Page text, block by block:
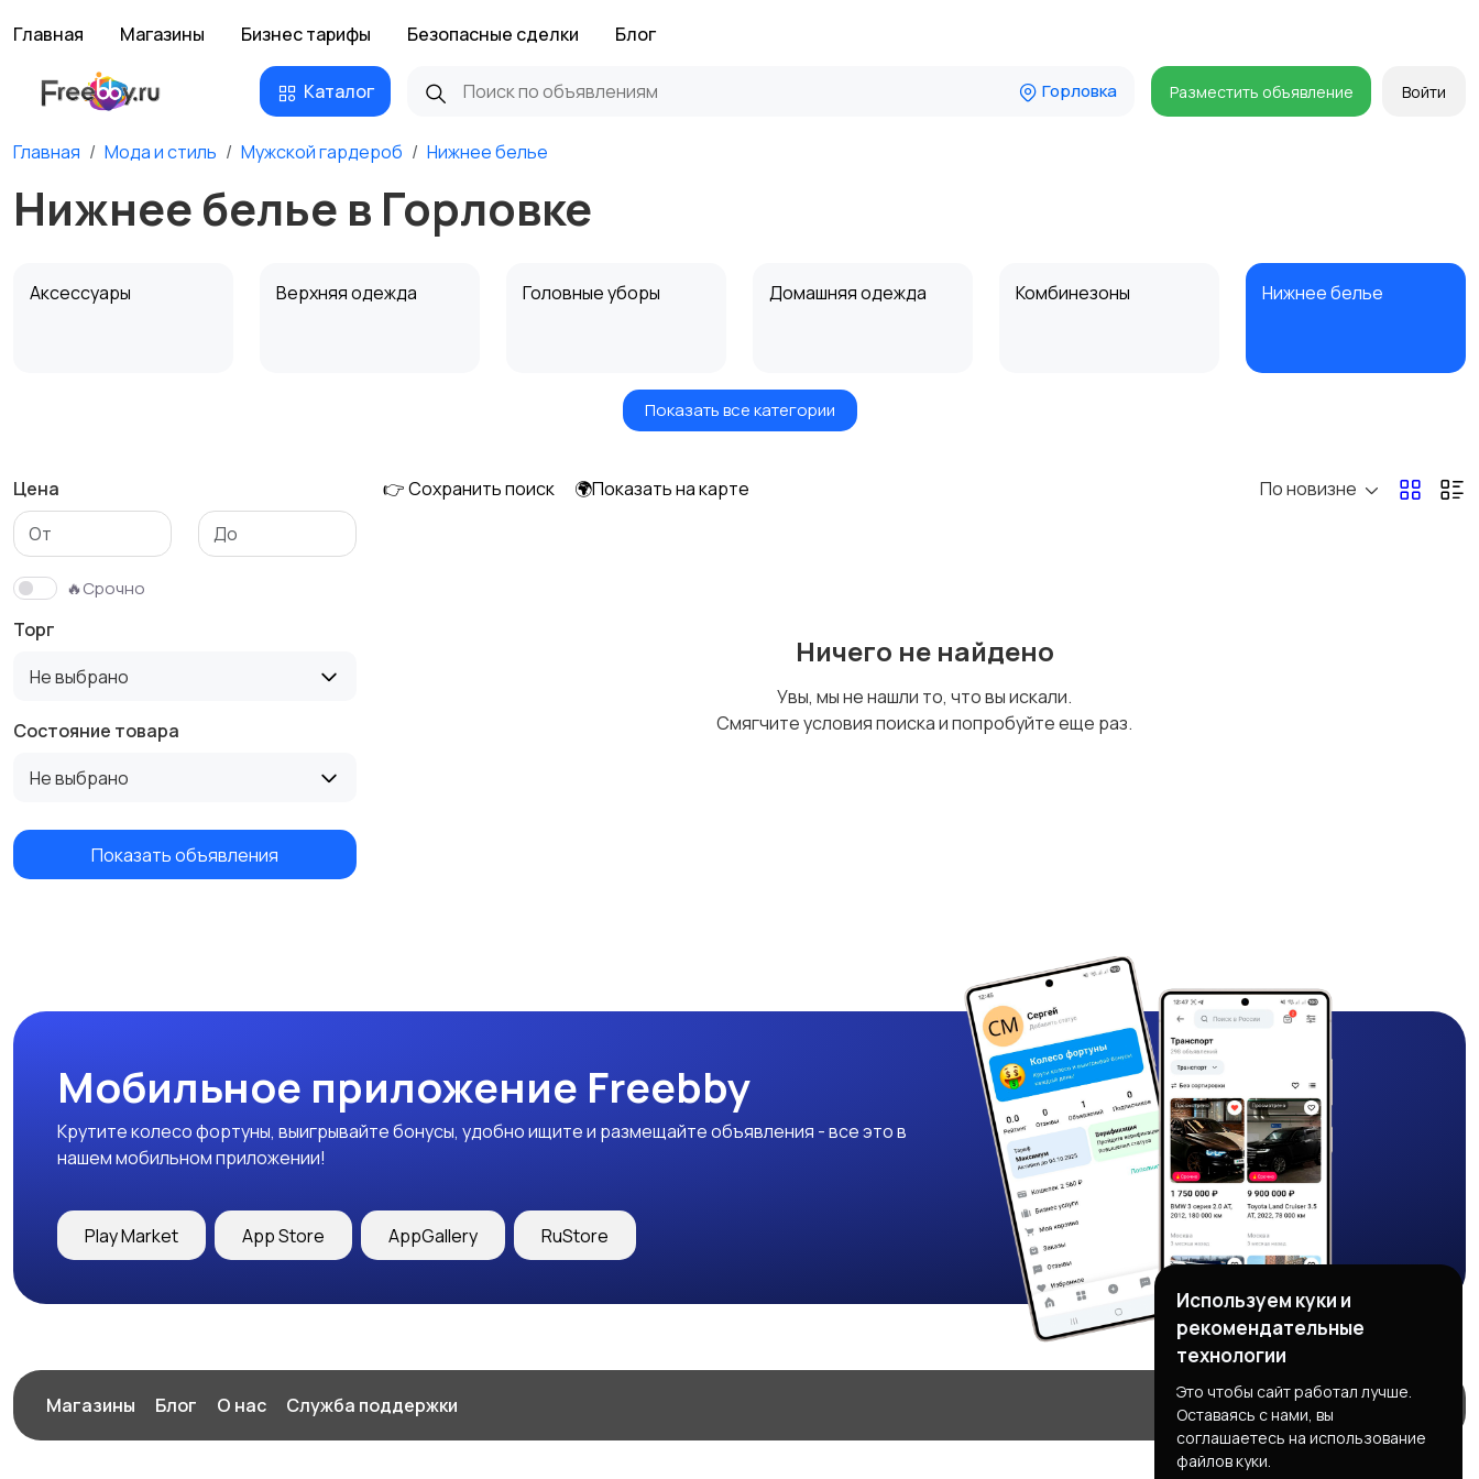
Главная Магазины Бизнес тарифы Безопасные сделки Блог
Каталог Горловка Разместить объявление Войти
Главная Мода и стиль Мужской гардероб Нижнее белье
Нижнее белье в Горловке
Аксессуары Верхняя одежда Головные уборы Домашняя одежда Комбинезоны Нижнее белье
Свитеры и толстовки
Футболки и поло Штаны и шорты
Показать все категории
Цена
🔥Срочно
Торг
Не выбрано
Состояние товара
Не выбрано
Показать объявления
👉 Сохранить поиск 🌍Показать на карте По новизне
Ничего не найдено
Увы, мы не нашли то, что вы искали.
Смягчите условия поиска и попробуйте еще раз.
Мобильное приложение Freebby
Крутите колесо фортуны, выигрывайте бонусы, удобно ищите и размещайте объявления - все это в
нашем мобильном приложении!
Play Market App Store AppGallery RuStore
Магазины Блог О нас Служба поддержки
Используем куки и
рекомендательные
технологии
Это чтобы сайт работал лучше.
Оставаясь с нами, вы
соглашаетесь на использование
файлов куки.